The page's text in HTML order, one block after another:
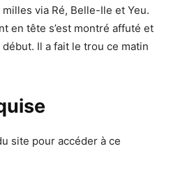
via Ré, Belle-Ile et Yeu.
en tête s’est montré affuté et
Il a fait le trou ce matin
site pour accéder à ce